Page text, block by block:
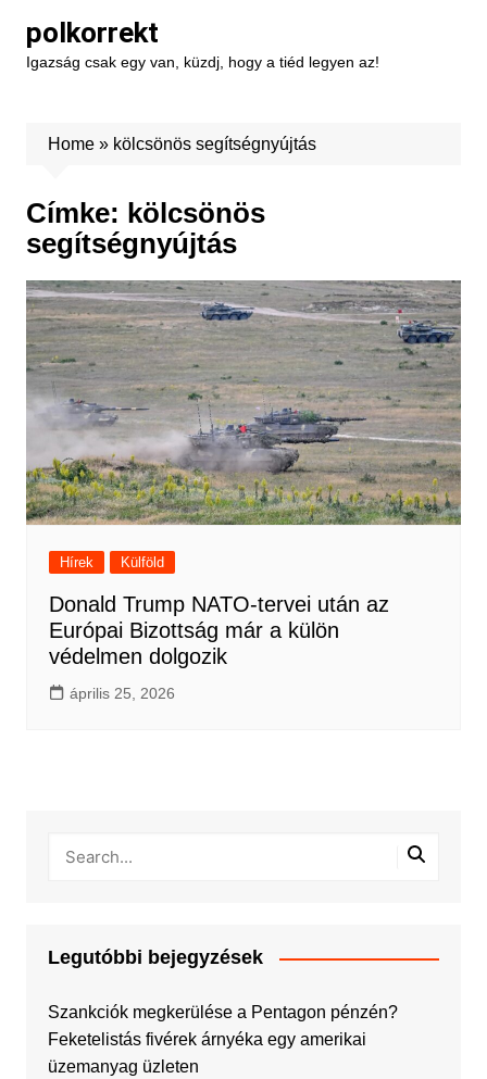
content
polkorrekt
Igazság csak egy van, küzdj, hogy a tiéd legyen az!
Home» kölcsönös segítségnyújtás
Címke: kölcsönös
segítségnyújtás
Hírek Külföld
Donald Trump NATO-tervei után az
Európai Bizottság már a külön
védelmen dolgozik
április 25, 2026
Legutóbbi bejegyzések
Szankciók megkerülése a Pentagon pénzén?
Feketelistás fivérek árnyéka egy amerikai
üzemanyag üzleten